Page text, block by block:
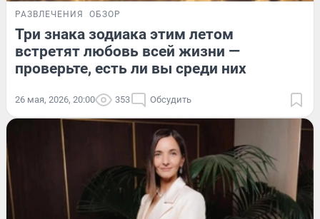
РАЗВЛЕЧЕНИЯ ОБЗОР
Три знака зодиака этим летом
встретят любовь всей жизни —
проверьте, есть ли вы среди них
26 мая, 2026, 20:00 353 Обсудить